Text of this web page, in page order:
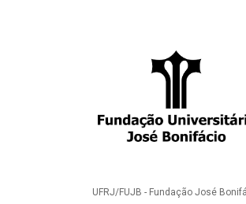
UFRJ/FUJB - Fundação José